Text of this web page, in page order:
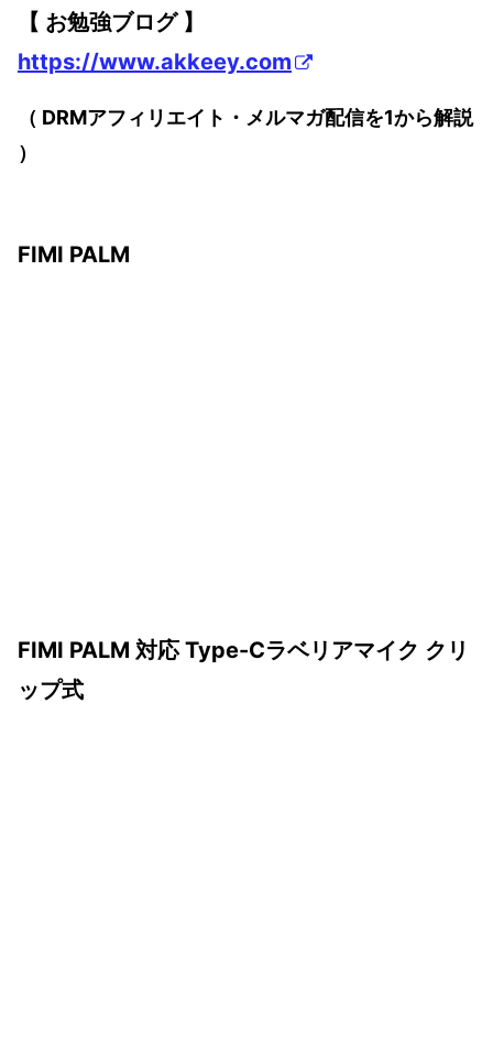
【 お勉強ブログ 】
https://www.akkeey.com
（ DRMアフィリエイト・メルマガ配信を1から解説
）
FIMI PALM
FIMI PALM 対応 Type-Cラベリアマイク クリ
ップ式